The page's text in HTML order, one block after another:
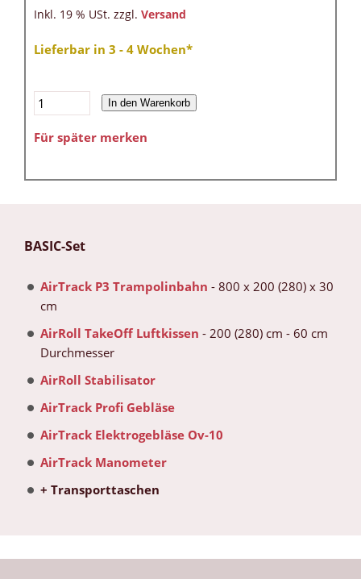
Inkl. 19 % USt. zzgl. Versand
Lieferbar in 3 - 4 Wochen*
In den Warenkorb
Für später merken
BASIC-Set
AirTrack P3 Trampolinbahn - 800 x 200 (280) x 30
cm
AirRoll TakeOff Luftkissen - 200 (280) cm - 60 cm
Durchmesser
AirRoll Stabilisator
AirTrack Profi Gebläse
AirTrack Elektrogebläse Ov-10
AirTrack Manometer
+ Transporttaschen